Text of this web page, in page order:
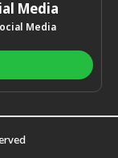
Media
Media